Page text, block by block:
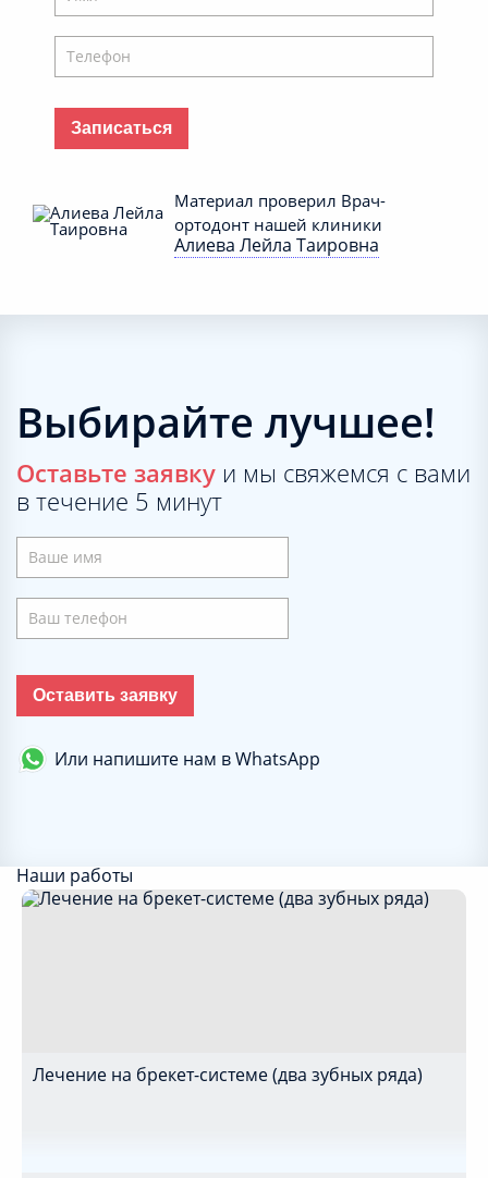
Записаться
Ваша заявка принята!
Материал проверил Врач-
ортодонт нашей клиники
Алиева Лейла Таировна
Выбирайте лучшее!
Оставьте заявку и мы свяжемся с вами
в течение 5 минут
Оставить заявку
Или напишите нам в WhatsApp
Наши работы
Лечение на брекет-системе (два зубных ряда)